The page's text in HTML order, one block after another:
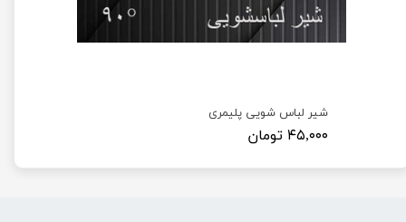
شیر لباس شویی پلیمری
۴۵,۰۰۰ تومان